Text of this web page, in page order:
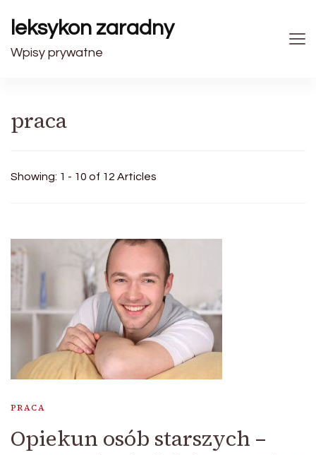
leksykon zaradny
Wpisy prywatne
praca
Showing: 1 - 10 of 12 Articles
PRACA
Opiekun osób starszych –